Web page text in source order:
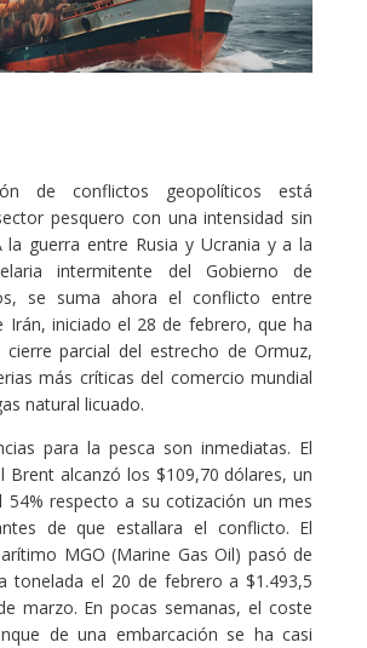
de conflictos geopolíticos está
pesquero con una intensidad sin
la guerra entre Rusia y Ucrania y a la
intermitente del Gobierno de
se suma ahora el conflicto entre
Irán, iniciado el 28 de febrero, que ha
parcial del estrecho de Ormuz,
más críticas del comercio mundial
natural licuado.
para la pesca son inmediatas. El
Brent alcanzó los $109,70 dólares, un
54% respecto a su cotización un mes
de que estallara el conflicto. El
MGO (Marine Gas Oil) pasó de
tonelada el 20 de febrero a $1.493,5
marzo. En pocas semanas, el coste
de una embarcación se ha casi